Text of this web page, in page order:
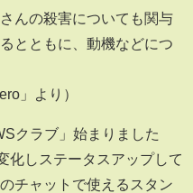
んの殺害についても関与
とともに、動機などにつ
」より）
クラブ」始まりました
化しステータスアップして
チャットで使えるスタン